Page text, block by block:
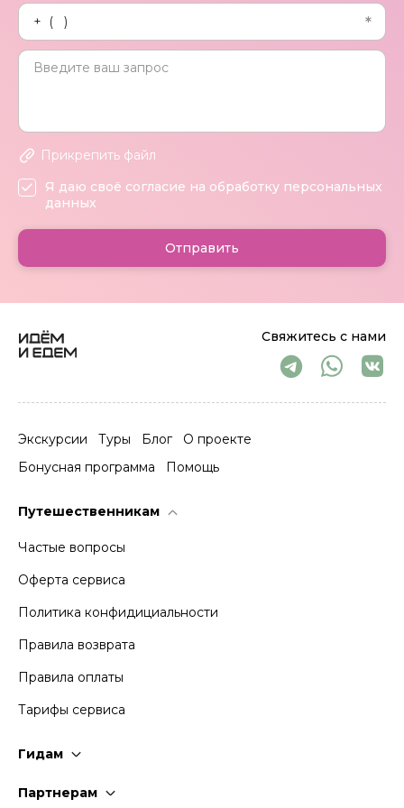
Свяжитесь с нами
Экскурсии Туры Блог
О проекте
Бонусная программа
Помощь
Путешественникам
Частые вопросы
Оферта сервиса
Политика конфидициальности
Правила возврата
Правила оплаты
Тарифы сервиса
Гидам
Партнерам
Прикрепить файл
Я даю своё согласие на обработку персональных
данных
Отправить